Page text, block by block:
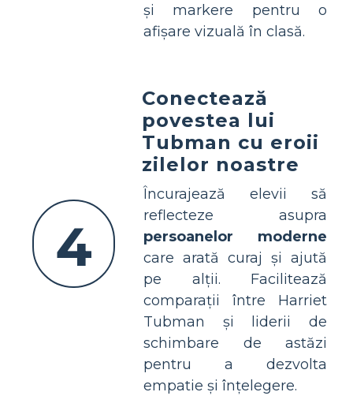
și markere pentru o
afișare vizuală în clasă.
4
Conectează
povestea lui
Tubman cu eroii
zilelor noastre
Încurajează elevii să
reflecteze asupra
persoanelor moderne
care arată curaj și ajută
pe alții. Facilitează
comparații între Harriet
Tubman și liderii de
schimbare de astăzi
pentru a dezvolta
empatie și înțelegere.